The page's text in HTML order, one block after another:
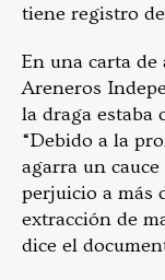
tiene registro
En una carta
Areneros
la draga estaba
“Debido a la
agarra un
perjuicio a más
extracción de
dice el